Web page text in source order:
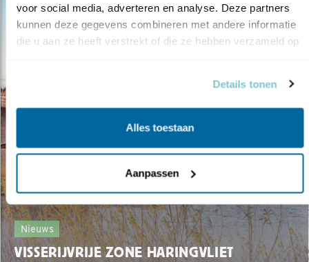
voor social media, adverteren en analyse. Deze partners
kunnen deze gegevens combineren met andere informatie
die u aan ze heeft verstrekt of die ze hebben verzameld op
Details tonen
Alles toestaan
Aanpassen
Nieuws
VISSERIJVRIJE ZONE HARINGVLIET